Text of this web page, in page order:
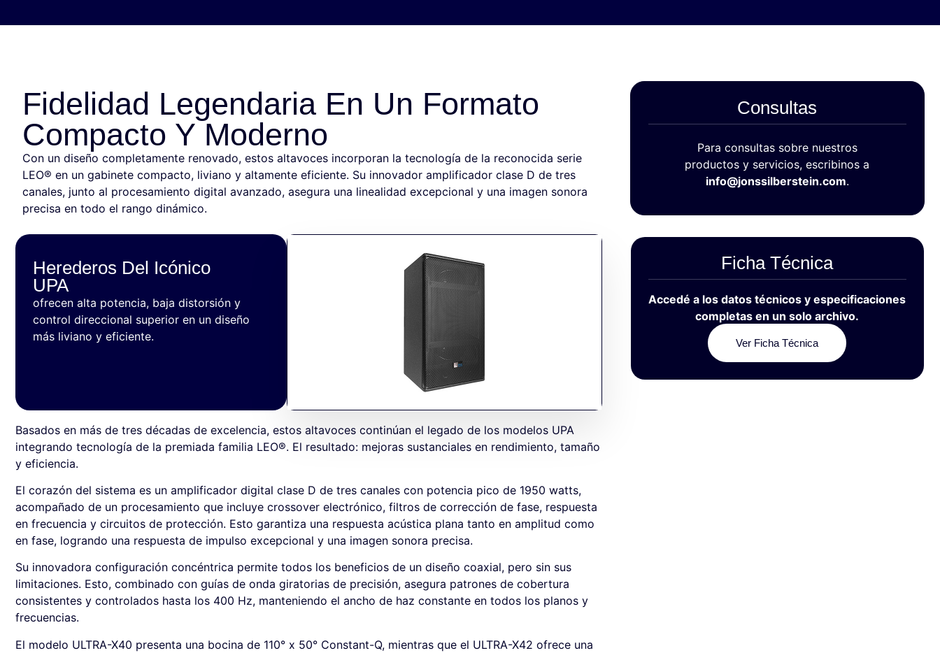
Consultas
Para consultas sobre nuestros
productos y servicios, escribinos a
info@jonssilberstein.com.
Ficha Técnica
Accedé a los datos técnicos y especificaciones
completas en un solo archivo.
Ver Ficha Técnica
Fidelidad Legendaria En Un Formato
Compacto Y Moderno
Con un diseño completamente renovado, estos altavoces incorporan la tecnología de la reconocida serie
LEO® en un gabinete compacto, liviano y altamente eficiente. Su innovador amplificador clase D de tres
canales, junto al procesamiento digital avanzado, asegura una linealidad excepcional y una imagen sonora
precisa en todo el rango dinámico.
Herederos Del Icónico
UPA
ofrecen alta potencia, baja distorsión y
control direccional superior en un diseño
más liviano y eficiente.
Basados en más de tres décadas de excelencia, estos altavoces continúan el legado de los modelos UPA
integrando tecnología de la premiada familia LEO®. El resultado: mejoras sustanciales en rendimiento, tamaño
y eficiencia.
El corazón del sistema es un amplificador digital clase D de tres canales con potencia pico de 1950 watts,
acompañado de un procesamiento que incluye crossover electrónico, filtros de corrección de fase, respuesta
en frecuencia y circuitos de protección. Esto garantiza una respuesta acústica plana tanto en amplitud como
en fase, logrando una respuesta de impulso excepcional y una imagen sonora precisa.
Su innovadora configuración concéntrica permite todos los beneficios de un diseño coaxial, pero sin sus
limitaciones. Esto, combinado con guías de onda giratorias de precisión, asegura patrones de cobertura
consistentes y controlados hasta los 400 Hz, manteniendo el ancho de haz constante en todos los planos y
frecuencias.
El modelo ULTRA-X40 presenta una bocina de 110° x 50° Constant-Q, mientras que el ULTRA-X42 ofrece una